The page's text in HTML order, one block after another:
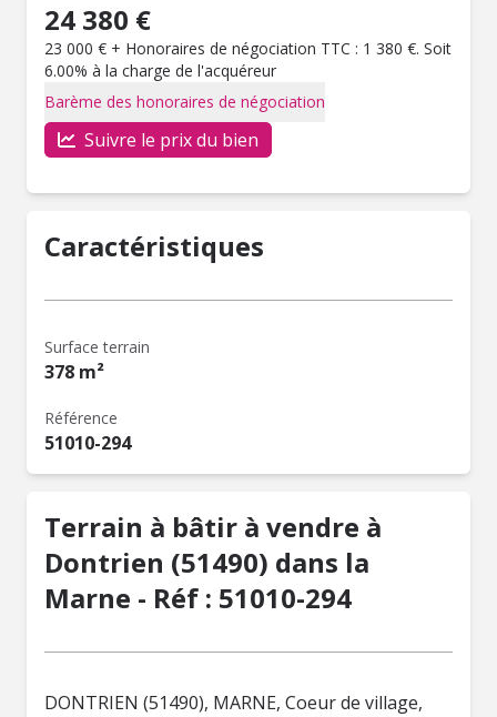
24 380 €
23 000 € + Honoraires de négociation TTC : 1 380 €. Soit
6.00% à la charge de l'acquéreur
Barème des honoraires de négociation
Suivre le prix du bien
Caractéristiques
Surface terrain
378 m²
Référence
51010-294
Terrain à bâtir à vendre à
Dontrien (51490) dans la
Marne - Réf : 51010-294
DONTRIEN (51490), MARNE, Coeur de village,